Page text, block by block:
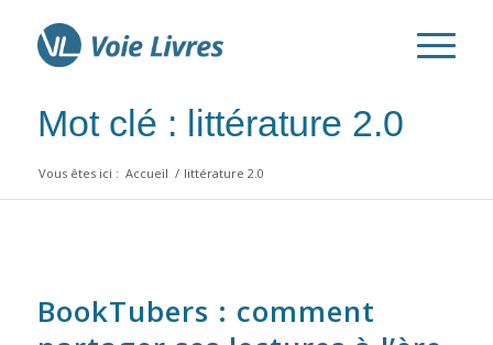
Mot clé : littérature 2.0
Vous êtes ici : Accueil / littérature 2.0
BookTubers : comment